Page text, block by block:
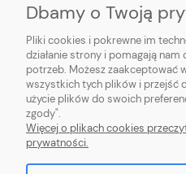
PŁATNOŚCI I DOSTAWA
INFORMACJE
O NAS
Dbamy o Twoją
Pliki cookies i pokrewne im
działanie strony i pomagają
potrzeb. Możesz zaakceptować
wszystkich tych plików i przejść
użycie plików do swoich
zgody".
Więcej o plikach cookies
prywatności.